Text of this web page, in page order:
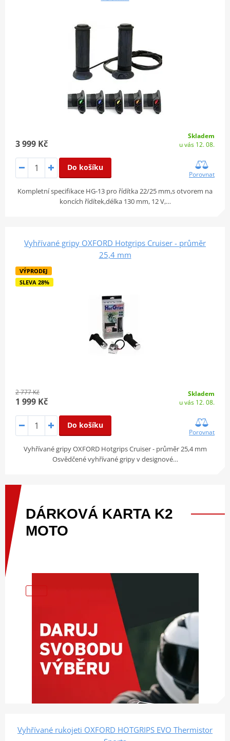
3 999 Kč
Skladem
u vás 12. 08.
Do košíku
Porovnat
Kompletní specifikace HG-13 pro řídítka 22/25 mm,s otvorem na
koncích řídítek,délka 130 mm, 12 V,…
Vyhřívané gripy OXFORD Hotgrips Cruiser - průměr
25,4 mm
VÝPRODEJ
SLEVA 28%
2 777 Kč
1 999 Kč
Skladem
u vás 12. 08.
Do košíku
Porovnat
Vyhřívané gripy OXFORD Hotgrips Cruiser - průměr 25,4 mm
Osvědčené vyhřívané gripy v designové…
DÁRKOVÁ KARTA K2
MOTO
Vyhřívané rukojeti OXFORD HOTGRIPS EVO Thermistor